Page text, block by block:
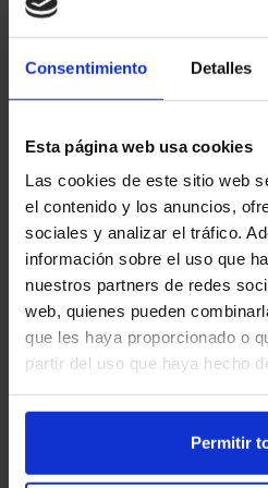
Consentimiento Detalles
Esta página web usa cookies
Las cookies de este sitio web
el contenido y los anuncios,
sociales y analizar el tráfico.
información sobre el uso que
nuestros partners de redes
web, quienes pueden
que les haya proporcionado o
partir del uso que haya hecho
Permitir
Endesa
Cámbiate a Endesa
empieza a ahorrar
precio fijo desde
Ahorra hasta un 55%
indefinidamente
Precio fijo